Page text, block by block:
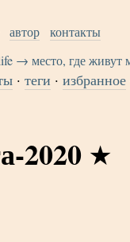
автор контакты
·теги ·избранное
2020